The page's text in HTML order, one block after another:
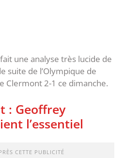
une analyse très lucide de
suite de l’Olympique de
Clermont 2-1 ce dimanche.
: Geoffrey
l’essentiel
CETTE PUBLICITÉ